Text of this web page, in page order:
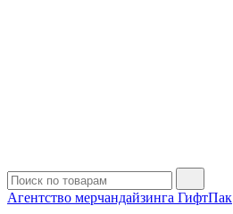
Агентство мерчандайзинга ГифтПак